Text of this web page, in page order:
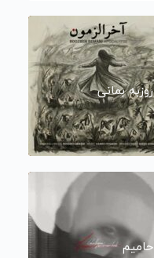
روزبه بمانی
حامیم